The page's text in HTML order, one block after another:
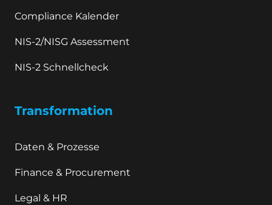
Compliance Kalender
NIS-2/NISG Assessment
NIS-2 Schnellcheck
Transformation
Daten & Prozesse
Finance & Procurement
Legal & HR